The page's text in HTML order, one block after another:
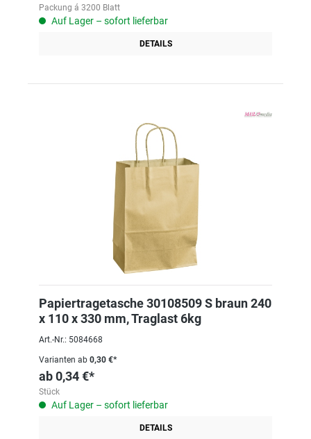
Packung á 3200 Blatt
Auf Lager – sofort lieferbar
DETAILS
Papiertragetasche 30108509 S braun 240
x 110 x 330 mm, Traglast 6kg
Art.-Nr.: 5084668
Varianten ab 0,30 €*
ab0,34 €*
Stück
Auf Lager – sofort lieferbar
DETAILS